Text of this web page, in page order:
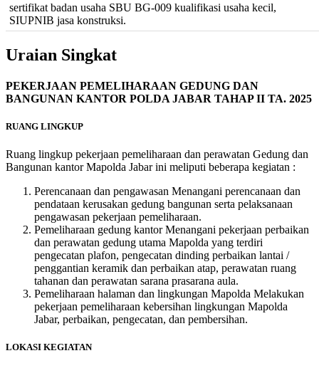
sertifikat badan usaha SBU BG-009 kualifikasi usaha kecil,
SIUPNIB jasa konstruksi.
Uraian Singkat
PEKERJAAN PEMELIHARAAN GEDUNG DAN
BANGUNAN KANTOR POLDA JABAR TAHAP II TA. 2025
RUANG LINGKUP
Ruang lingkup pekerjaan pemeliharaan dan perawatan Gedung dan
Bangunan kantor Mapolda Jabar ini meliputi beberapa kegiatan :
Perencanaan dan pengawasan Menangani perencanaan dan
pendataan kerusakan gedung bangunan serta pelaksanaan
pengawasan pekerjaan pemeliharaan.
Pemeliharaan gedung kantor Menangani pekerjaan perbaikan
dan perawatan gedung utama Mapolda yang terdiri
pengecatan plafon, pengecatan dinding perbaikan lantai /
penggantian keramik dan perbaikan atap, perawatan ruang
tahanan dan perawatan sarana prasarana aula.
Pemeliharaan halaman dan lingkungan Mapolda Melakukan
pekerjaan pemeliharaan kebersihan lingkungan Mapolda
Jabar, perbaikan, pengecatan, dan pembersihan.
LOKASI KEGIATAN